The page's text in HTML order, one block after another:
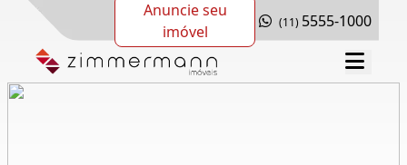
Anuncie seu
imóvel
(11) 5555-1000